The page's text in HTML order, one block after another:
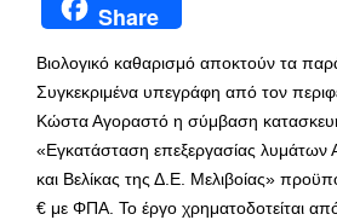
Share
Βιολογικό καθαρισμό αποκτούν τα
Συγκεκριμένα υπεγράφη από τον
Κώστα Αγοραστό η σύμβαση
«Εγκατάσταση επεξεργασίας λυμάτων
και Βελίκας της Δ.Ε. Μελιβοίας»
€ με ΦΠΑ. Το έργο χρηματοδοτείται